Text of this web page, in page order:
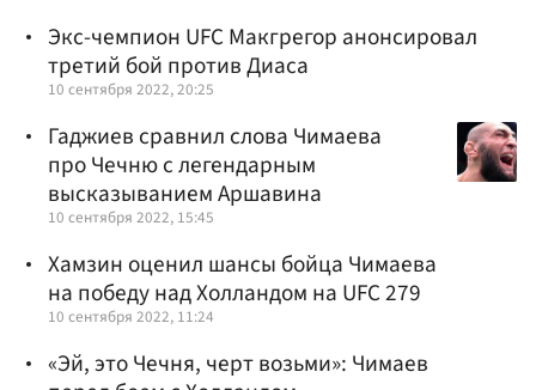
Экс-чемпион UFC Макгрегор анонсировал
третий бой против Диаса
10 сентября 2022, 20:25
Гаджиев сравнил слова Чимаева
про Чечню с легендарным
высказыванием Аршавина
10 сентября 2022, 15:45
Хамзин оценил шансы бойца Чимаева
на победу над Холландом на UFC 279
10 сентября 2022, 11:24
«Эй, это Чечня, черт возьми»: Чимаев